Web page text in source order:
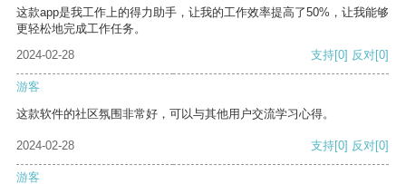
这款app是我工作上的得力助手，让我的工作效率提高了50%，让我能够
更轻松地完成工作任务。
2024-02-28
支持[0] 反对[0]
游客
这款软件的社区氛围非常好，可以与其他用户交流学习心得。
2024-02-28 支持[0] 反对[0]
游客